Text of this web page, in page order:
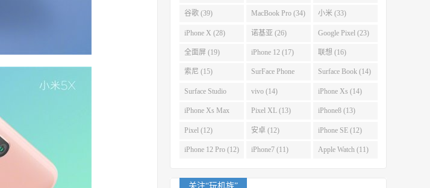
谷歌 (39) MacBook Pro (34) 小米 (33)
iPhone X (28) 诺基亚 (26) Google Pixel (23)
全面屏 (19) iPhone 12 (17) 联想 (16)
索尼 (15) SurFace Phone
(14)
Surface Book (14)
Surface Studio
(14)
vivo (14) iPhone Xs (14)
iPhone Xs Max
(14)
Pixel XL (13) iPhone8 (13)
Pixel (12) 安卓 (12) iPhone SE (12)
iPhone 12 Pro (12) iPhone7 (11) Apple Watch (11)
关注“玩机族”